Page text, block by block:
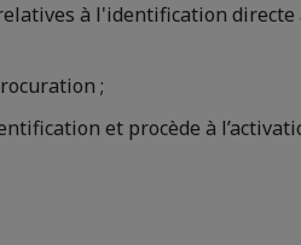
à l'identification directe
;
et procède à